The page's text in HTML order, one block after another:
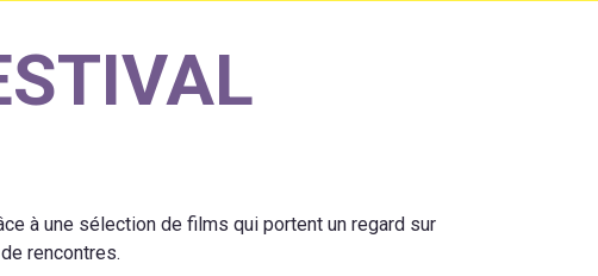
à une sélection de films qui portent un regard sur
rencontres.